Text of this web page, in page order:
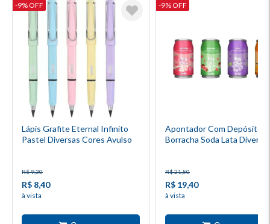
-9% OFF
Lápis Grafite Eternal Infinito
Pastel Diversas Cores Avulso
R$ 9,30
R$ 8,40
à vista
-9% OFF
Apontador Com Depósito +
Borracha Soda Lata
R$ 21,50
R$ 19,40
à vista